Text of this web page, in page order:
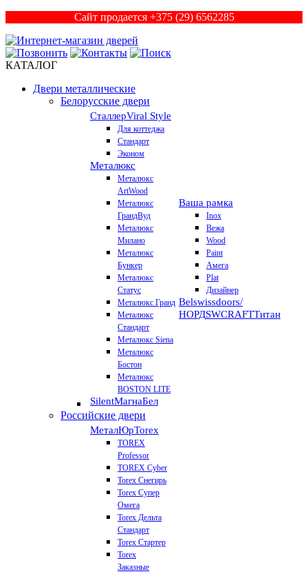
Сайт продается +375 (29) 6562285
КАТАЛОГ
Двери металлические
Белорусские двери
СталлерViral Style
Для коттеджа
Стандарт
Эконом
Металюкс
Металюкс
ArtWood
Металюкс
ГрандВуд
Металюкс
Милано
Металюкс
Бункер
Металюкс
Статус
Металюкс Гранд
Металюкс
Стандарт
Металюкс Siena
Металюкс
Бостон
Металюкс
BOSTON LITE
SilentМагнаБел
Ваша рамка
Inox
Вежа
Wood
Paint
Амега
Plat
Дизайнер
Belswissdoors/
НОРДSWCRAFTТитан
Российские двери
МеталЮрTorex
TOREX
Professor
TOREX Cyber
Torex Снегирь
Torex Супер
Омега
Torex Дельта
Стандарт
Torex Стартер
Torex
Заказные